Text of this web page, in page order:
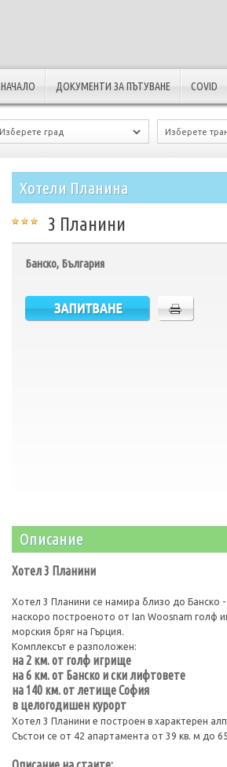
НАЧАЛО ДОКУМЕНТИ ЗА ПЪТУВАНЕ COVID
Хотели Планина
3 Планини
Банско, България
Описание
Хотел 3 Планини
Хотел 3 Планини се намира близо до Банско -
наскоро построеното от Ian Woosnam голф
морския бряг на Гърция.
Комплексът е разположен:
на 2 км. от голф игрище
на 6 км. от Банско и ски лифтовете
на 140 км. от летище София
в целогодишен курорт
Хотел 3 Планини е построен в характерен
Състои се от 42 апартамента от 39 кв. м до